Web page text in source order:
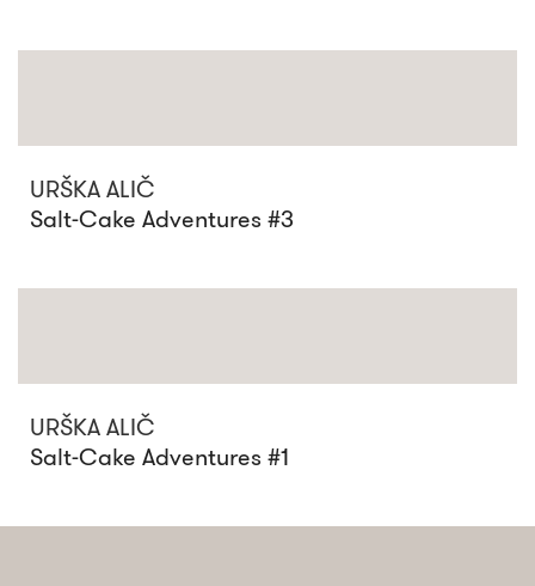
URŠKA ALIČ
Salt-Cake Adventures #3
URŠKA ALIČ
Salt-Cake Adventures #1